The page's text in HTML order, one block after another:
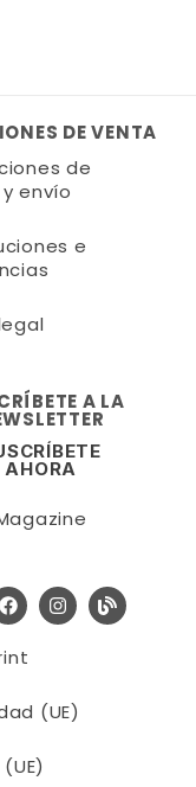
DE VENTA
de
envío
e
A LA
AHORA
(UE)